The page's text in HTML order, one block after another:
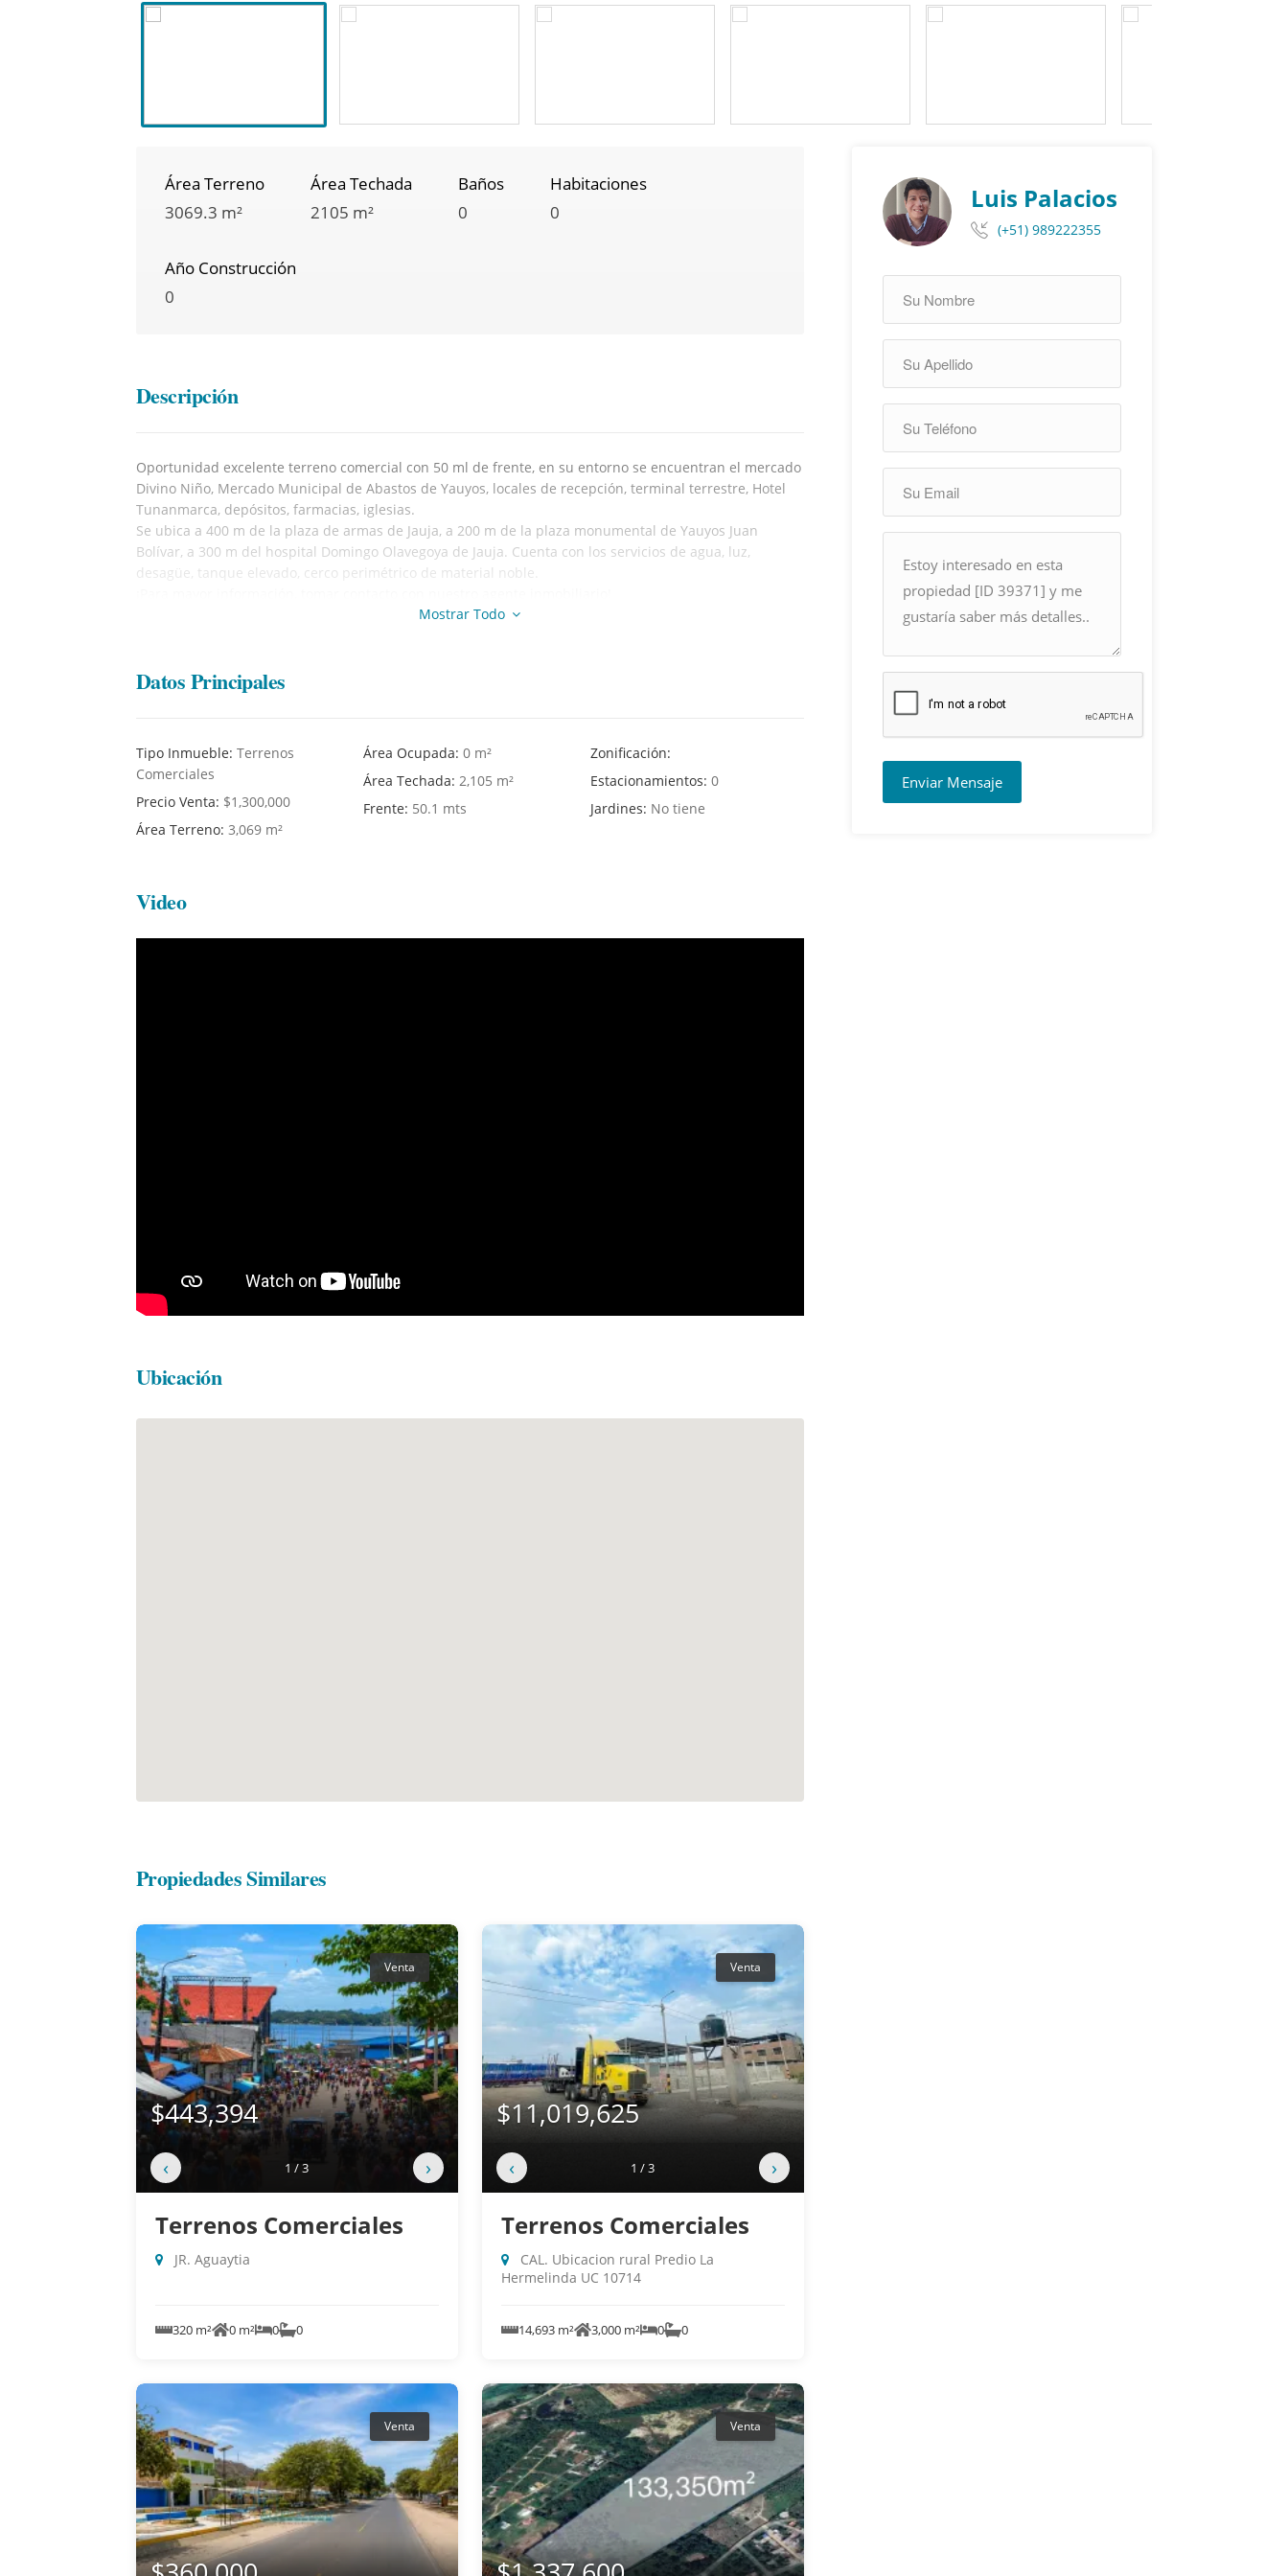
Área Terreno
3069.3 m²
Área Techada
2105 m²
Baños
0
Habitaciones
0
Año Construcción
0
Descripción
Oportunidad excelente terreno comercial con 50 ml de frente, en su entorno se encuentran el mercado
Divino Niño, Mercado Municipal de Abastos de Yauyos, locales de recepción, terminal terrestre, Hotel
Tunanmarca, depósitos, farmacias, iglesias.
Se ubica a 400 m de la plaza de armas de Jauja, a 200 m de la plaza monumental de Yauyos Juan
Bolívar, a 300 m del hospital Domingo Olavegoya de Jauja. Cuenta con los servicios de agua, luz,
desagüe, tanque elevado, cerco perimétrico de material noble.
Mostrar Todo
Datos Principales
Tipo Inmueble: Terrenos
Comerciales
Precio Venta: $1,300,000
Área Terreno: 3,069 m²
Área Ocupada: 0 m²
Área Techada: 2,105 m²
Frente: 50.1 mts
Zonificación:
Estacionamientos: 0
Jardines: No tiene
Video
Ubicación
Propiedades Similares
Venta
$443,394
‹ 1 / 3 ›
Terrenos Comerciales
JR. Aguaytia
320 m² 0 m² 0 0
Venta
$11,019,625
‹ 1 / 3 ›
Terrenos Comerciales
Hermelinda UC 10714
14,693 m² 3,000 m² 0 0
Venta Venta
Luis Palacios
(+51) 989222355
Enviar Mensaje